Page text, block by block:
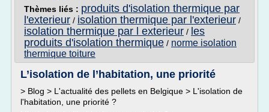
Thèmes liés : produits d'isolation thermique par
l'exterieur / isolation thermique par l'exterieur /
isolation thermique par l exterieur / les
produits d'isolation thermique / norme isolation
thermique toiture
L’isolation de l’habitation, une priorité
> Blog > L'actualité des pellets en Belgique > L'isolation de
l'habitation, une priorité ?